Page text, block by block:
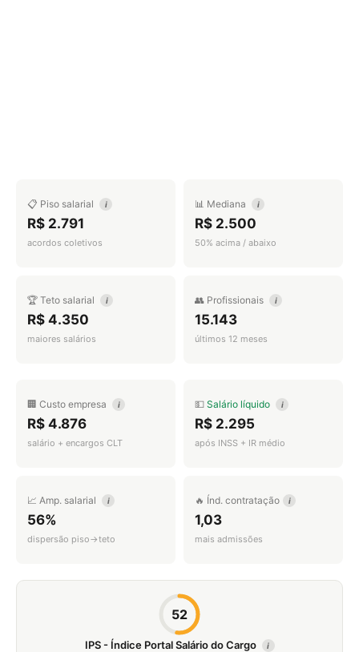
📋 Piso salarial i
R$ 2.791
acordos coletivos
📊 Mediana i
R$ 2.500
50% acima / abaixo
🏆 Teto salarial i
R$ 4.350
maiores salários
👥 Profissionais i
15.143
últimos 12 meses
🏢 Custo empresa i
R$ 4.876
salário + encargos CLT
💵 Salário líquido i
R$ 2.295
após INSS + IR médio
📈 Amp. salarial i
56%
dispersão piso→teto
🔥 Índ. contratação i
1,03
mais admissões
52
IPS - Índice Portal Salário do Cargo i